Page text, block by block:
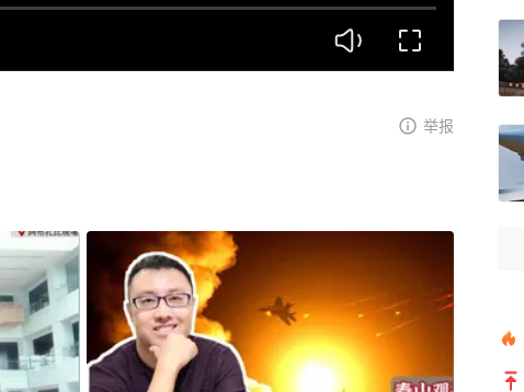
举报